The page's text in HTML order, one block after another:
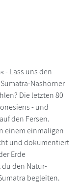
- Lass uns den
Nashörner
Die letzten 80
- und
den Fersen.
einem einmaligen
und dokumentiert
Erde
den Natur-
begleiten.